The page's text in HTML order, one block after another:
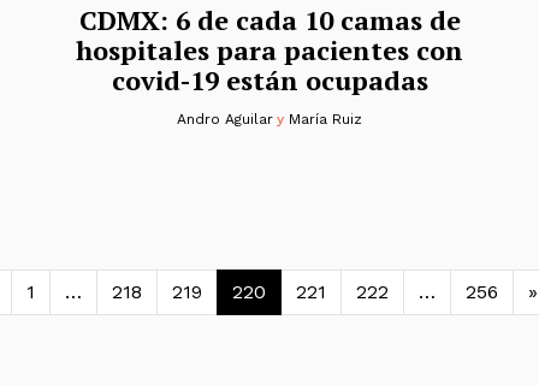
CDMX: 6 de cada 10 camas de
hospitales para pacientes con
covid-19 están ocupadas
Andro Aguilary María Ruiz
de entradas
1 … 218 219 220 221 222 … 256 »